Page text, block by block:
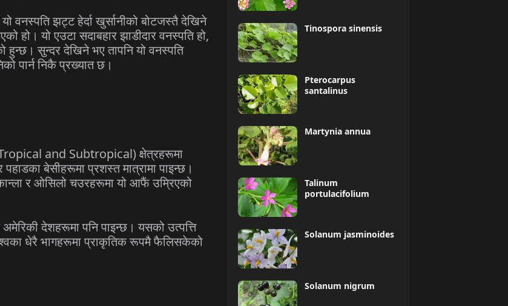
वनस्पति झट्ट हेर्दा खुर्सानीको बोटजस्तै देखिने
हो। यो एउटा सदाबहार झाडीदार वनस्पति हो,
सुन्दर देखिने भए तापनि यो वनस्पति
पार्न निकै प्रख्यात छ।
(Tropical and Subtropical) क्षेत्रहरूमा
बेसीहरूमा प्रशस्त मात्रामा पाइन्छ।
र ओसिलो चउरहरूमा यो आफैं उम्रिएको
देशहरूमा पनि पाइन्छ। यसको उत्पत्ति
धेरै भागहरूमा प्राकृतिक रूपमै फैलिसकेको
Tinospora sinensis
Pterocarpus
santalinus
Martynia annua
Talinum
portulacifolium
Solanum jasminoides
Solanum nigrum